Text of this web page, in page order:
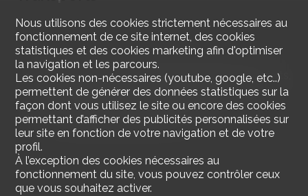
3 arrêts de bus à proximité, le réservoir, les Esserts,
village, direction Avry-Rosé-Chénens-Fribourg
A 7 minutes direction Avry-sur-Matran
A 4 minutes direction Lentigny
Nous utilisons des cookies strictement nécessaires au
fonctionnement de ce site internet, des cookies
statistiques et des cookies marketing afin d'optimiser
la navigation et les parcours.
Les cookies non-nécessaires (youtube, google, etc..)
permettent de générer des données statistiques sur la
façon dont vous utilisez le site ou encore des cookies
permettant d’afficher des publicités personnalisées sur
leur site en fonction de votre navigation et de votre
profil.
À l’exception des cookies nécessaires au
fonctionnement du site, vous pouvez contrôler ceux
que vous souhaitez activer.